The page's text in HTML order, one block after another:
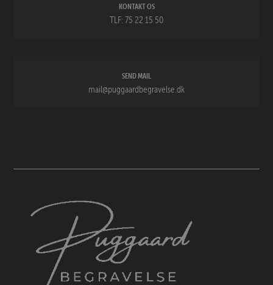
KONTAKT OS
TLF: 75 22 15 50
SEND MAIL
mail@puggaardbegravelse.dk